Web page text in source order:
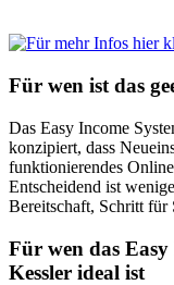
Für wen ist das
Das Easy Income
konzipiert, dass
funktionierendes
Entscheidend ist
Bereitschaft, Schritt für
Für wen das
Kessler ideal ist